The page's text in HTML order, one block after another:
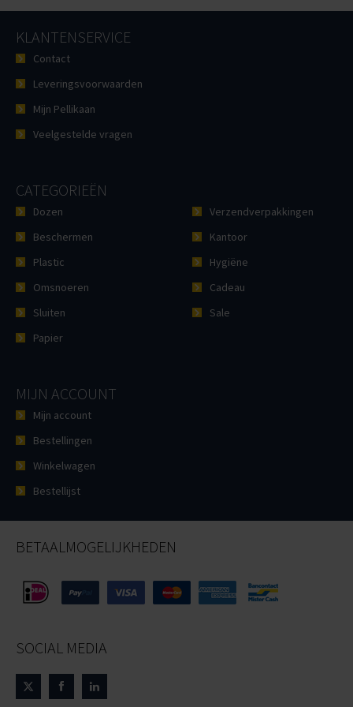
KLANTENSERVICE
Contact
Leveringsvoorwaarden
Mijn Pellikaan
Veelgestelde vragen
CATEGORIEËN
Dozen
Beschermen
Plastic
Omsnoeren
Sluiten
Papier
Verzendverpakkingen
Kantoor
Hygiëne
Cadeau
Sale
MIJN ACCOUNT
Mijn account
Bestellingen
Winkelwagen
Bestellijst
BETAALMOGELIJKHEDEN
SOCIAL MEDIA